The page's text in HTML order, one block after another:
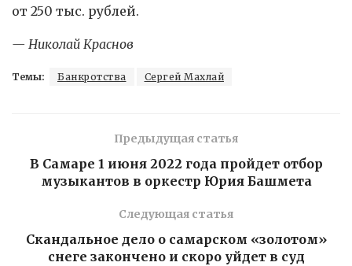
от 250 тыс. рублей.
— Николай Краснов
Темы: Банкротства Сергей Махлай
Предыдущая статья
В Самаре 1 июня 2022 года пройдет отбор
музыкантов в оркестр Юрия Башмета
Следующая статья
Скандальное дело о самарском «золотом»
снеге закончено и скоро уйдет в суд